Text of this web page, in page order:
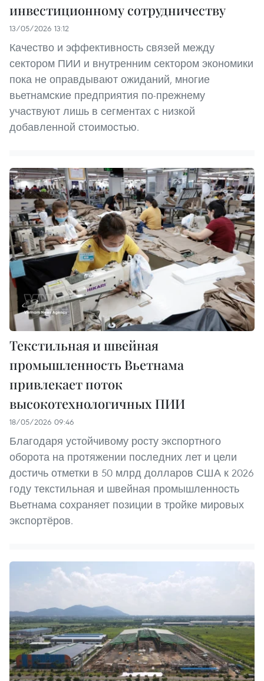
инвестиционному сотрудничеству
13/05/2026 13:12
Качество и эффективность связей между
сектором ПИИ и внутренним сектором экономики
пока не оправдывают ожиданий, многие
вьетнамские предприятия по-прежнему
участвуют лишь в сегментах с низкой
добавленной стоимостью.
Текстильная и швейная
промышленность Вьетнама
привлекает поток
высокотехнологичных ПИИ
18/05/2026 09:46
Благодаря устойчивому росту экспортного
оборота на протяжении последних лет и цели
достичь отметки в 50 млрд долларов США к 2026
году текстильная и швейная промышленность
Вьетнама сохраняет позиции в тройке мировых
экспортёров.